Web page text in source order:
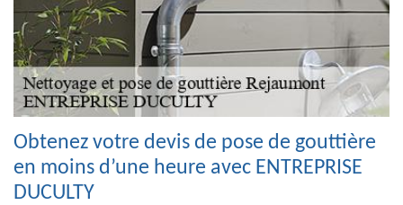
Obtenez votre devis de pose de gouttière
en moins d’une heure avec ENTREPRISE
DUCULTY